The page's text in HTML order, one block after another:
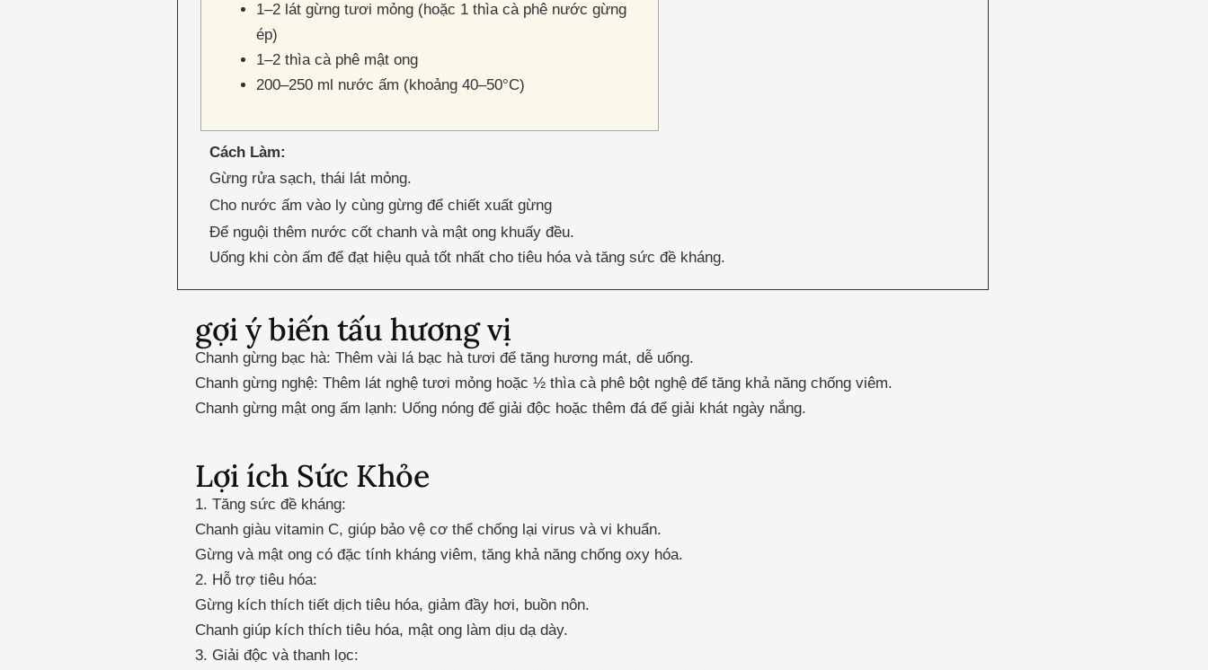
1–2 lát gừng tươi mỏng (hoặc 1 thìa cà phê nước gừng
ép)
1–2 thìa cà phê mật ong
200–250 ml nước ấm (khoảng 40–50°C)
Cách Làm:
Gừng rửa sạch, thái lát mỏng.
Cho nước ấm vào ly cùng gừng để chiết xuất gừng
Để nguội thêm nước cốt chanh và mật ong khuấy đều.
Uống khi còn ấm để đạt hiệu quả tốt nhất cho tiêu hóa và tăng sức đề kháng.
gợi ý biến tấu hương vị
Chanh gừng bạc hà: Thêm vài lá bạc hà tươi để tăng hương mát, dễ uống.
Chanh gừng nghệ: Thêm lát nghệ tươi mỏng hoặc ½ thìa cà phê bột nghệ để tăng khả năng chống viêm.
Chanh gừng mật ong ấm lạnh: Uống nóng để giải độc hoặc thêm đá để giải khát ngày nắng.
Lợi ích Sức Khỏe
1. Tăng sức đề kháng:
Chanh giàu vitamin C, giúp bảo vệ cơ thể chống lại virus và vi khuẩn.
Gừng và mật ong có đặc tính kháng viêm, tăng khả năng chống oxy hóa.
2. Hỗ trợ tiêu hóa:
Gừng kích thích tiết dịch tiêu hóa, giảm đầy hơi, buồn nôn.
Chanh giúp kích thích tiêu hóa, mật ong làm dịu dạ dày.
3. Giải độc và thanh lọc: